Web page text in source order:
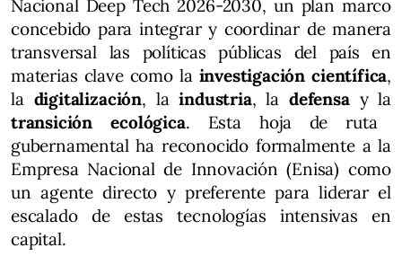
Nacional Deep Tech 2026-2030, un plan marco
concebido para integrar y coordinar de manera
transversal las políticas públicas del país en
materias clave como lainvestigación científica,
la digitalización, laindustria, la defensay la
transición ecológica. Esta hoja de ruta
gubernamental ha reconocido formalmente a la
Empresa Nacional de Innovación (Enisa) como
un agente directo y preferente para liderar el
escalado de estas tecnologías intensivas en
capital.